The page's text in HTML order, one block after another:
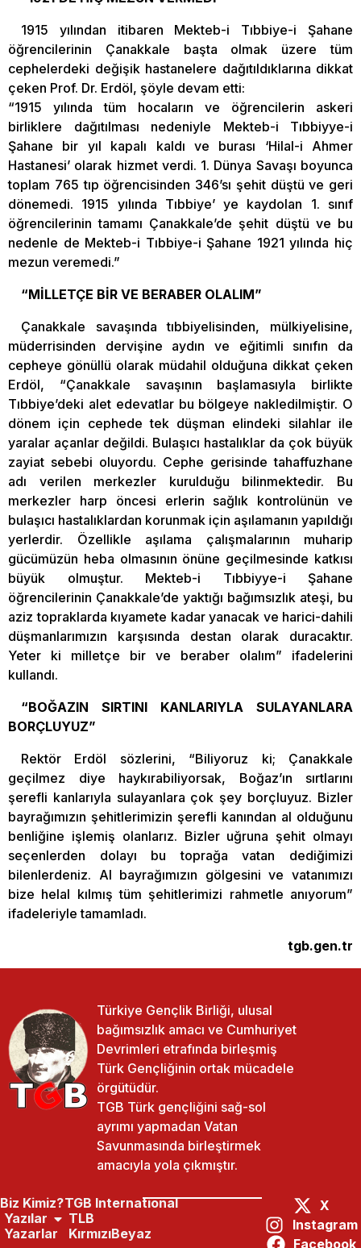
1915 yılından itibaren Mekteb-i Tıbbiye-i Şahane
öğrencilerinin Çanakkale başta olmak üzere tüm
cephelerdeki değişik hastanelere dağıtıldıklarına dikkat
çeken Prof. Dr. Erdöl, şöyle devam etti:
“1915 yılında tüm hocaların ve öğrencilerin askeri
birliklere dağıtılması nedeniyle Mekteb-i Tıbbiyye-i
Şahane bir yıl kapalı kaldı ve burası ‘Hilal-i Ahmer
Hastanesi’ olarak hizmet verdi. 1. Dünya Savaşı boyunca
toplam 765 tıp öğrencisinden 346’sı şehit düştü ve geri
dönemedi. 1915 yılında Tıbbiye’ ye kaydolan 1. sınıf
öğrencilerinin tamamı Çanakkale’de şehit düştü ve bu
nedenle de Mekteb-i Tıbbiye-i Şahane 1921 yılında hiç
mezun veremedi.”
“MİLLETÇE BİR VE BERABER OLALIM”
Çanakkale savaşında tıbbiyelisinden, mülkiyelisine,
müderrisinden dervişine aydın ve eğitimli sınıfın da
cepheye gönüllü olarak müdahil olduğuna dikkat çeken
Erdöl, “Çanakkale savaşının başlamasıyla birlikte
Tıbbiye’deki alet edevatlar bu bölgeye nakledilmiştir. O
dönem için cephede tek düşman elindeki silahlar ile
yaralar açanlar değildi. Bulaşıcı hastalıklar da çok büyük
zayiat sebebi oluyordu. Cephe gerisinde tahaffuzhane
adı verilen merkezler kurulduğu bilinmektedir. Bu
merkezler harp öncesi erlerin sağlık kontrolünün ve
bulaşıcı hastalıklardan korunmak için aşılamanın yapıldığı
yerlerdir. Özellikle aşılama çalışmalarının muharip
gücümüzün heba olmasının önüne geçilmesinde katkısı
büyük olmuştur. Mekteb-i Tıbbiyye-i Şahane
öğrencilerinin Çanakkale’de yaktığı bağımsızlık ateşi, bu
aziz topraklarda kıyamete kadar yanacak ve harici-dahili
düşmanlarımızın karşısında destan olarak duracaktır.
Yeter ki milletçe bir ve beraber olalım” ifadelerini
kullandı.
“BOĞAZIN SIRTINI KANLARIYLA SULAYANLARA
BORÇLUYUZ”
Rektör Erdöl sözlerini, “Biliyoruz ki; Çanakkale
geçilmez diye haykırabiliyorsak, Boğaz’ın sırtlarını
şerefli kanlarıyla sulayanlara çok şey borçluyuz. Bizler
bayrağımızın şehitlerimizin şerefli kanından al olduğunu
benliğine işlemiş olanlarız. Bizler uğruna şehit olmayı
seçenlerden dolayı bu toprağa vatan dediğimizi
bilenlerdeniz. Al bayrağımızın gölgesini ve vatanımızı
bize helal kılmış tüm şehitlerimizi rahmetle anıyorum”
ifadeleriyle tamamladı.
tgb.gen.tr
Türkiye Gençlik Birliği, ulusal
bağımsızlık amacı ve Cumhuriyet
Devrimleri etrafında birleşmiş
Türk Gençliğinin ortak mücadele
örgütüdür.
TGB Türk gençliğini sağ-sol
ayrımı yapmadan Vatan
Savunmasında birleştirmek
amacıyla yola çıkmıştır.
Biz Kimiz?
Yazılar
Yazarlar
TGB International
TLB
KırmızıBeyaz
X
Instagram
Facebook